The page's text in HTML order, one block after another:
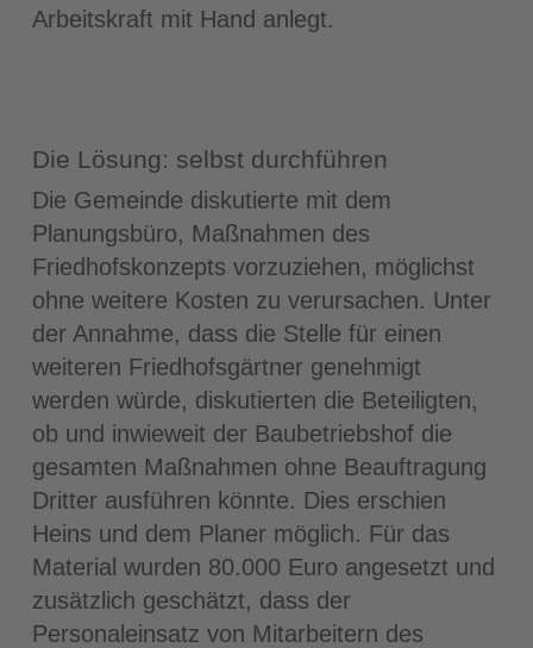
Arbeitskraft mit Hand anlegt.
Die Lösung: selbst durchführen
Die Gemeinde diskutierte mit dem
Planungsbüro, Maßnahmen des
Friedhofskonzepts vorzuziehen, möglichst
ohne weitere Kosten zu verursachen. Unter
der Annahme, dass die Stelle für einen
weiteren Friedhofsgärtner genehmigt
werden würde, diskutierten die Beteiligten,
ob und inwieweit der Baubetriebshof die
gesamten Maßnahmen ohne Beauftragung
Dritter ausführen könnte. Dies erschien
Heins und dem Planer möglich. Für das
Material wurden 80.000 Euro angesetzt und
zusätzlich geschätzt, dass der
Personaleinsatz von Mitarbeitern des